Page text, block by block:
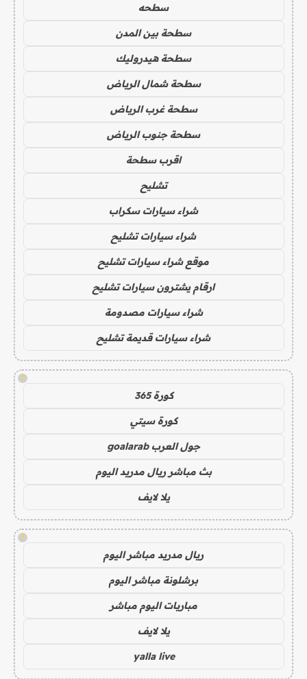
سطحه
سطحة بين المدن
سطحة هيدروليك
سطحة شمال الرياض
سطحة غرب الرياض
سطحة جنوب الرياض
اقرب سطحة
تشليح
شراء سيارات سكراب
شراء سيارات تشليح
موقع شراء سيارات تشليح
ارقام يشترون سيارات تشليح
شراء سيارات مصدومة
شراء سيارات قديمة تشليح
!
كورة 365
كورة سيتي
جول العرب goalarab
بث مباشر ريال مدريد اليوم
يلا لايف
!
ريال مدريد مباشر اليوم
برشلونة مباشر اليوم
مباريات اليوم مباشر
يلا لايف
yalla live